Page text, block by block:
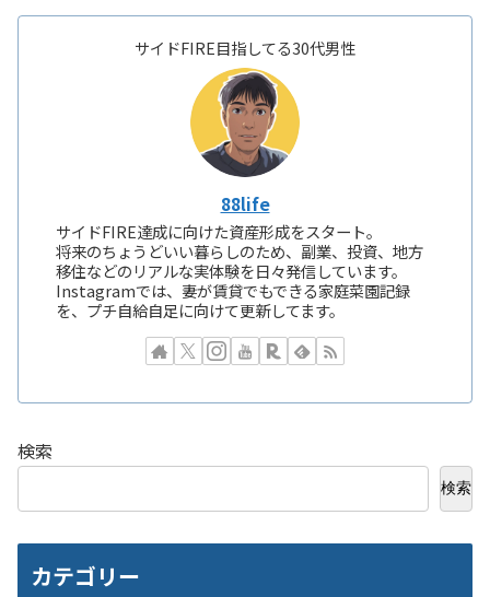
サイドFIRE目指してる30代男性
88life
サイドFIRE達成に向けた資産形成をスタート。
将来のちょうどいい暮らしのため、副業、投資、地方
移住などのリアルな実体験を日々発信しています。
Instagramでは、妻が賃貸でもできる家庭菜園記録
を、プチ自給自足に向けて更新してます。
検索
検索
カテゴリー